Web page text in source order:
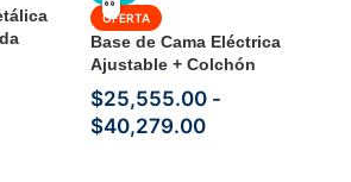
OFERTA
Base de Cama Eléctrica
Ajustable + Colchón
Memory Foam Thermal |
Función Masaje
$25,555.00 -
$40,279.00